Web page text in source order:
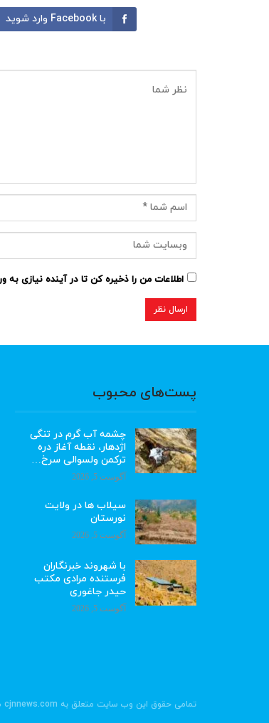
با Facebook وارد شوید
اطلاعات من را ذخیره کن تا در آینده نیازی به
پست‌های محبوب
چشمه آب گرم در تنگی
اژدهار، نقطه آغاز دره
ترکمن ولسوالی سرخ…
آگوست 5, 2026
سیلاب ها در ولایت
نورستان
آگوست 5, 2026
با شهروند خبرنگاران
فرستنده مرادی مکتب
حیدر جاغوری
آگوست 5, 2026
تمامی حقوق این وب سایت متعلق به cjnnews.com می باشد.